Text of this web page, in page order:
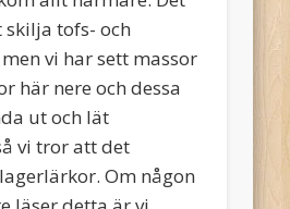
tofs- och
vi har sett massor
här nere och dessa
ut och lät
vi tror att det
Om någon